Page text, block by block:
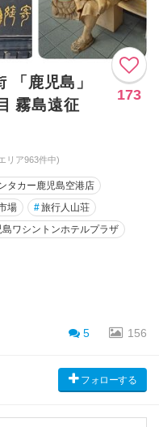
鹿児島」
霧島遠征
173
リア963件中)
タカー鹿児島空港店
場 #旅行人山荘
島ワシントンホテルプラザ
5 156
フォローする